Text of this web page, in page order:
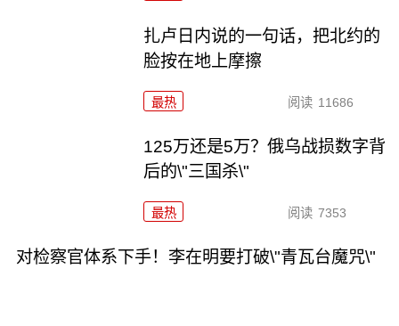
扎卢日内说的一句话，把北约的
脸按在地上摩擦
最热 阅读 11686
125万还是5万？俄乌战损数字背
后的\"三国杀\"
最热 阅读 7353
对检察官体系下手！李在明要打破\"青瓦台魔咒\"